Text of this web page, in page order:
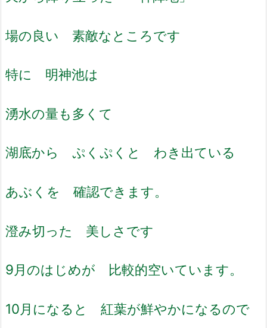
場の良い 素敵なところです
特に 明神池は
湧水の量も多くて
湖底から ぷくぷくと わき出ている
あぶくを 確認できます。
澄み切った 美しさです
9月のはじめが 比較的空いています。
10月になると 紅葉が鮮やかになるので